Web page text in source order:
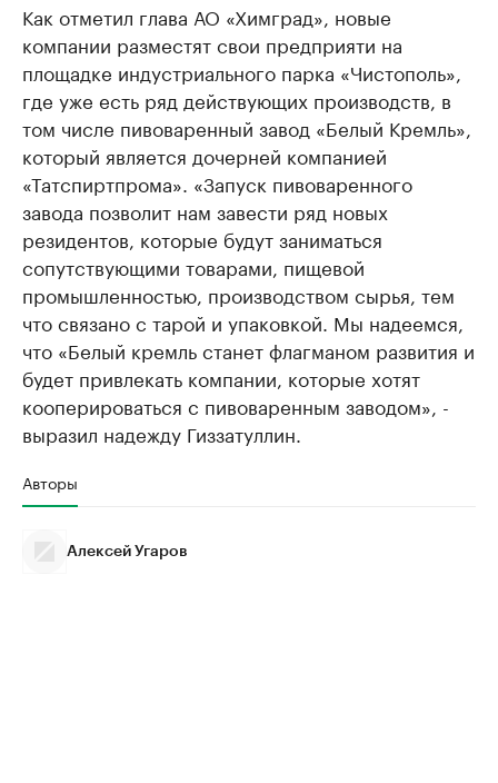
Как отметил глава АО «Химград», новые
компании разместят свои предприяти на
площадке индустриального парка «Чистополь»,
где уже есть ряд действующих производств, в
том числе пивоваренный завод «Белый Кремль»,
который является дочерней компанией
«Татспиртпрома». «Запуск пивоваренного
завода позволит нам завести ряд новых
резидентов, которые будут заниматься
сопутствующими товарами, пищевой
промышленностью, производством сырья, тем
что связано с тарой и упаковкой. Мы надеемся,
что «Белый кремль станет флагманом развития и
будет привлекать компании, которые хотят
кооперироваться с пивоваренным заводом», -
выразил надежду Гиззатуллин.
Авторы
Алексей Угаров